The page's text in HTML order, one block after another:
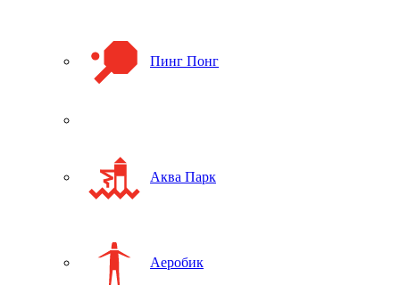
Пинг Понг
Аква Парк
Аеробик